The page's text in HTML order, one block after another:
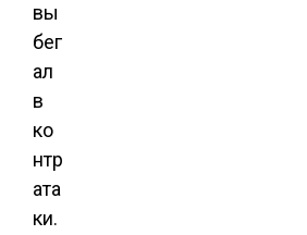
вы
бег
ал
в
ко
нтр
ата
ки.